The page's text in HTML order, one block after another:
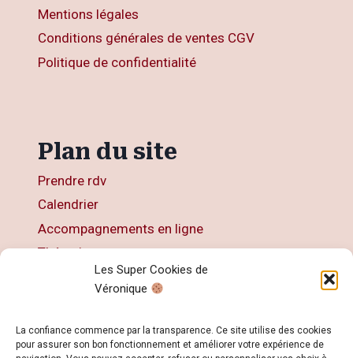
Les Super Cookies de
Véronique
La confiance commence par la transparence. Ce site utilise des cookies
pour assurer son bon fonctionnement et améliorer votre expérience de
Mentions légales
Conditions générales de ventes CGV
Politique de confidentialité
Plan du site
Prendre rdv
Calendrier
Accompagnements en ligne
Thérapies
Contact